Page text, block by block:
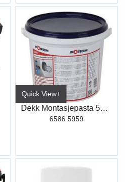
Quick View+
Dekk Montasjepasta 5Kg Sport S435
6586 5959